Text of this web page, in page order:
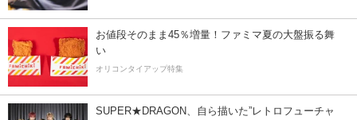
お値段そのまま45％増量！ファミマ夏の大盤振る舞
い
オリコンタイアップ特集
SUPER★DRAGON、自ら描いた”レトロフューチャ